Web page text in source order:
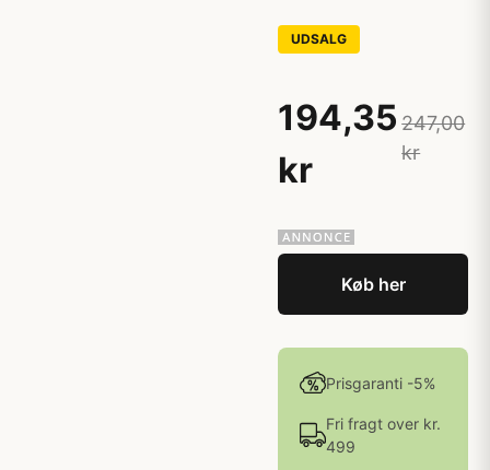
UDSALG
194,35
kr
247,00
kr
Køb her
Prisgaranti -5%
Fri fragt over kr.
499